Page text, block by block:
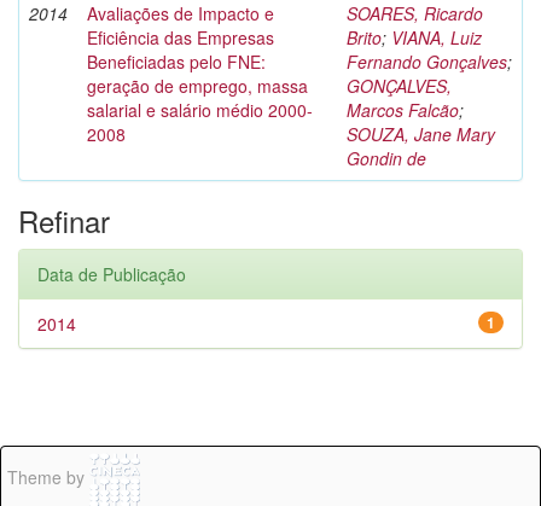
2014
Avaliações de Impacto e
Eficiência das Empresas
Beneficiadas pelo FNE:
geração de emprego, massa
salarial e salário médio 2000-
2008
SOARES, Ricardo
Brito; VIANA, Luiz
Fernando Gonçalves;
GONÇALVES,
Marcos Falcão;
SOUZA, Jane Mary
Gondin de
Refinar
Data de Publicação
1
2014
Theme by